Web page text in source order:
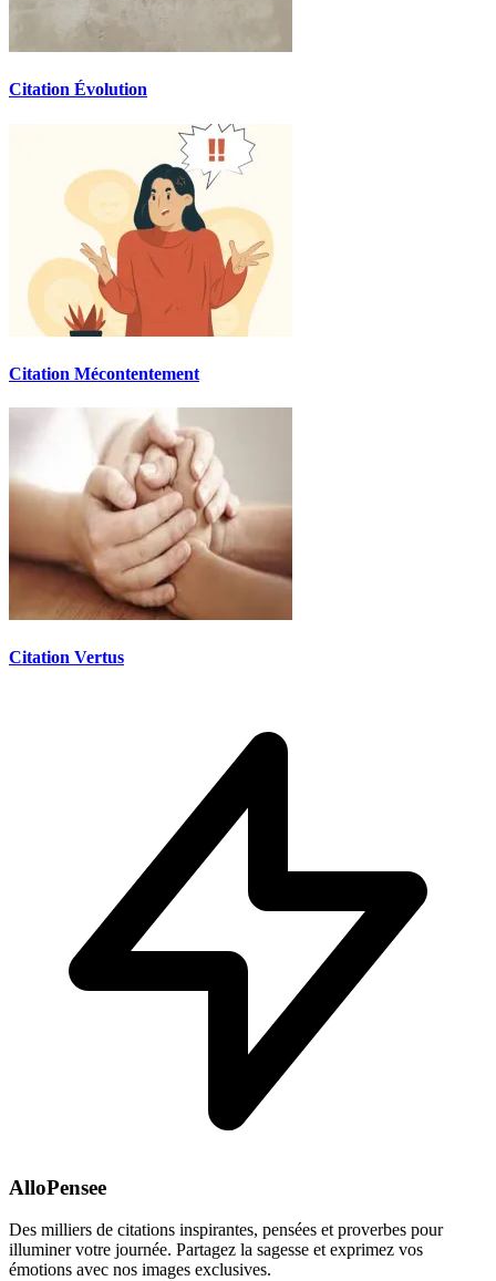
Citation Évolution
Citation Mécontentement
Citation Vertus
AlloPensee
Des milliers de citations inspirantes, pensées et proverbes pour
illuminer votre journée. Partagez la sagesse et exprimez vos
émotions avec nos images exclusives.